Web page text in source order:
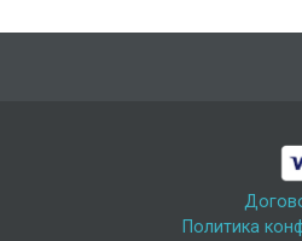
Политика